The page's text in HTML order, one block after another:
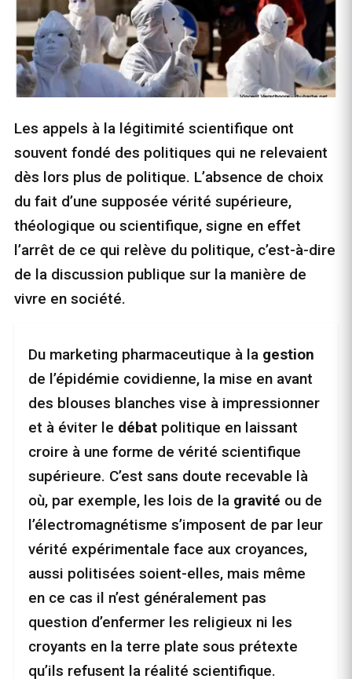
Les appels à la légitimité scientifique ont
souvent fondé des politiques qui ne relevaient
dès lors plus de politique. L’absence de choix
du fait d’une supposée vérité supérieure,
théologique ou scientifique, signe en effet
l’arrêt de ce qui relève du politique, c’est-à-dire
de la discussion publique sur la manière de
vivre en société.
Du marketing pharmaceutique à la gestion
de l’épidémie covidienne, la mise en avant
des blouses blanches vise à impressionner
et à éviter le débat politique en laissant
croire à une forme de vérité scientifique
supérieure. C’est sans doute recevable là
où, par exemple, les lois de la gravité ou de
l’électromagnétisme s’imposent de par leur
vérité expérimentale face aux croyances,
aussi politisées soient-elles, mais même
en ce cas il n’est généralement pas
question d’enfermer les religieux ni les
croyants en la terre plate sous prétexte
qu’ils refusent la réalité scientifique.